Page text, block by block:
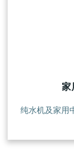
家
纯水机及家用